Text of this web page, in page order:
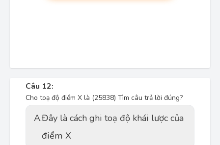
Câu 12:
Cho toạ độ điểm X là (25838) Tìm câu trả lời đúng?
A.Đây là cách ghi toạ độ khái lược của
điểm X